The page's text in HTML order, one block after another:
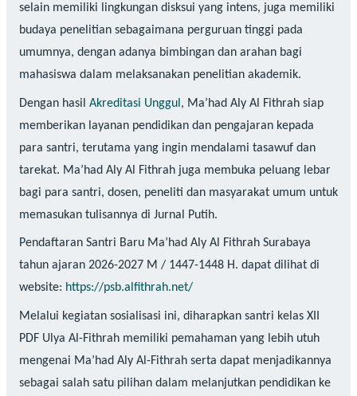
selain memiliki lingkungan disksui yang intens, juga memiliki
budaya penelitian sebagaimana perguruan tinggi pada
umumnya, dengan adanya bimbingan dan arahan bagi
mahasiswa dalam melaksanakan penelitian akademik.
Dengan hasil Akreditasi Unggul , Ma’had Aly Al Fithrah siap
memberikan layanan pendidikan dan pengajaran kepada
para santri, terutama yang ingin mendalami tasawuf dan
tarekat. Ma’had Aly Al Fithrah juga membuka peluang lebar
bagi para santri, dosen, peneliti dan masyarakat umum untuk
memasukan tulisannya di Jurnal Putih.
Pendaftaran Santri Baru Ma’had Aly Al Fithrah Surabaya
tahun ajaran 2026-2027 M / 1447-1448 H. dapat dilihat di
website: https://psb.alfithrah.net/
Melalui kegiatan sosialisasi ini, diharapkan santri kelas XII
PDF Ulya Al-Fithrah memiliki pemahaman yang lebih utuh
mengenai Ma’had Aly Al-Fithrah serta dapat menjadikannya
sebagai salah satu pilihan dalam melanjutkan pendidikan ke